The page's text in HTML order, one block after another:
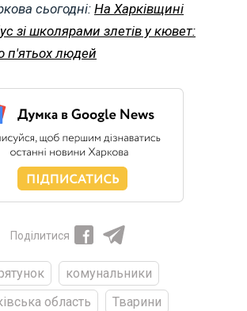
сьогодні: На Харківщині
зі школярами злетів у кювет:
п'ятьох людей
Поділитися
комунальники
область
Тварини